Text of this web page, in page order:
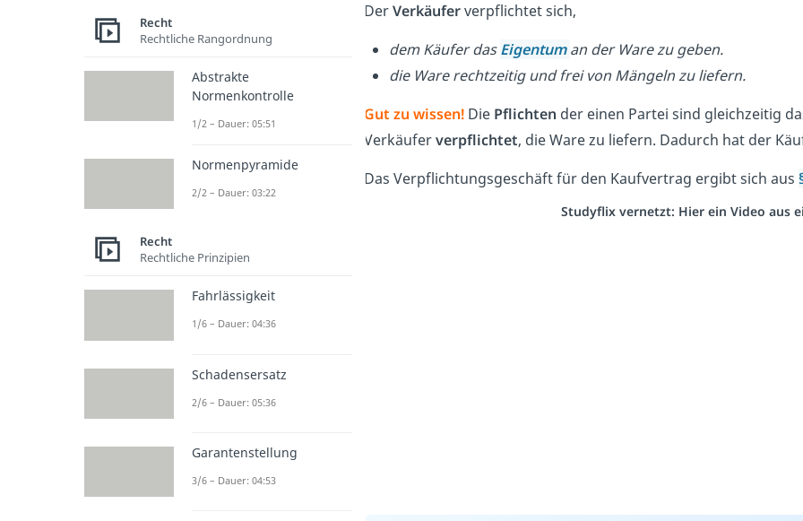
DerVerkäuferverpflichtet sich,
dem Käufer dasEigentuman der Ware zu geben.
die Ware rechtzeitig und frei von Mängeln zu liefern.
Gut zu wissen! Die Pflichten der einen Partei sind gleichzeitig
Verkäuferverpflichtet, die Ware zu liefern. Dadurch hat der
Das Verpflichtungsgeschäft für den Kaufvertrag ergibt sich aus
Studyflix vernetzt: Hier ein Video aus
Recht
Rechtliche Rangordnung
Abstrakte
Normenkontrolle
1/2 – Dauer: 05:51
Normenpyramide
2/2 – Dauer: 03:22
Recht
Rechtliche Prinzipien
Fahrlässigkeit
1/6 – Dauer: 04:36
Schadensersatz
2/6 – Dauer: 05:36
Garantenstellung
3/6 – Dauer: 04:53